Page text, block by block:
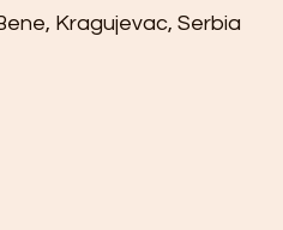
Kragujevac, Serbia